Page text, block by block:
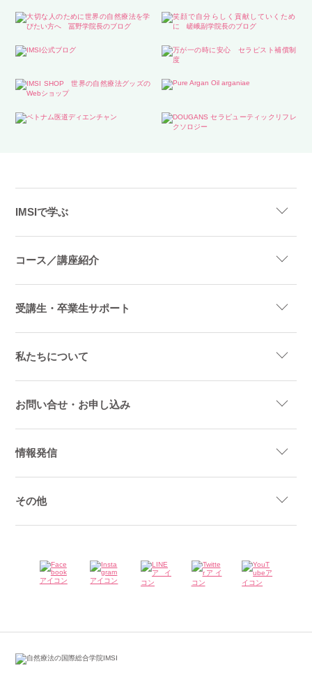
IMSIで学ぶ
コース／講座紹介
受講生・卒業生サポート
私たちについて
お問い合せ・お申し込み
情報発信
その他